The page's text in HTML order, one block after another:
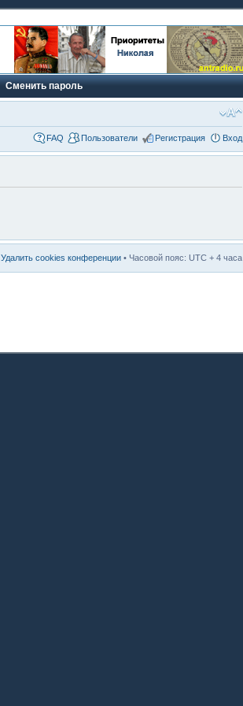
Сменить пароль
FAQ Пользователи Регистрация Вход
Удалить cookies конференции • Часовой пояс: UTC + 4 часа